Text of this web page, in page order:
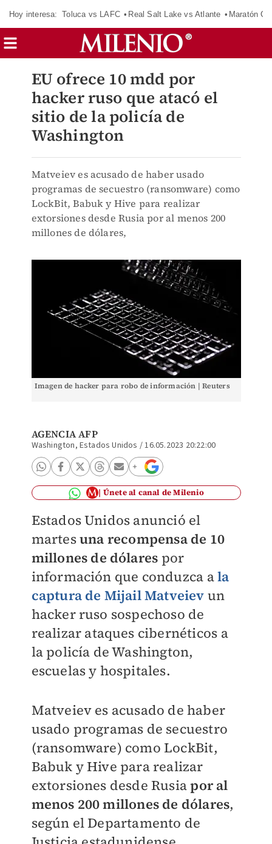
Hoy interesa: Toluca vs LAFC Real Salt Lake vs Atlante Maratón
EU ofrece 10 mdd por
hacker ruso que atacó el
sitio de la policía de
Washington
Matveiev es acusado de haber usado
programas de secuestro (ransomware) como
LockBit, Babuk y Hive para realizar
extorsiones desde Rusia por al menos 200
millones de dólares,
Imagen de hacker para robo de información | Reuters
AGENCIA AFP
Washington, Estados Unidos /16.05.2023 20:22:00
Únete al canal de Milenio
Estados Unidos anunció el
martesuna recompensa de 10
millones de dólares por
información que conduzca ala
captura de Mijail Matveiev un
hacker ruso sospechoso de
realizar ataques cibernéticos a
la policía de Washington,
escuelas y hospitales.
Matveiev es acusado de haber
usado programas de secuestro
(ransomware) como LockBit,
Babuk y Hive para realizar
extorsiones desde Rusiapor al
menos 200 millones de dólares,
según el Departamento de